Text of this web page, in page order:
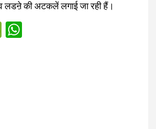
लडऩे की अटकलें लगाई जा रही हैं।
W